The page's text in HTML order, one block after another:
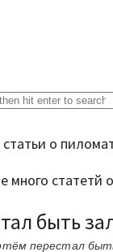
о
много
быть
перестал